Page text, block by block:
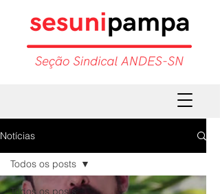
Notícias
Todos os posts
Todos os posts